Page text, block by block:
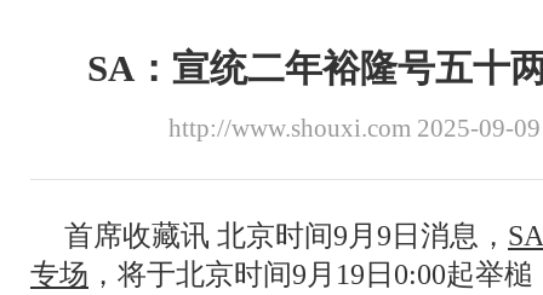
SA：宣统二年裕隆号五十
http://www.shouxi.com 2025-09-
首席收藏讯 北京时间9月9日消息，
专场 ，将于北京时间9月19日0:00起举